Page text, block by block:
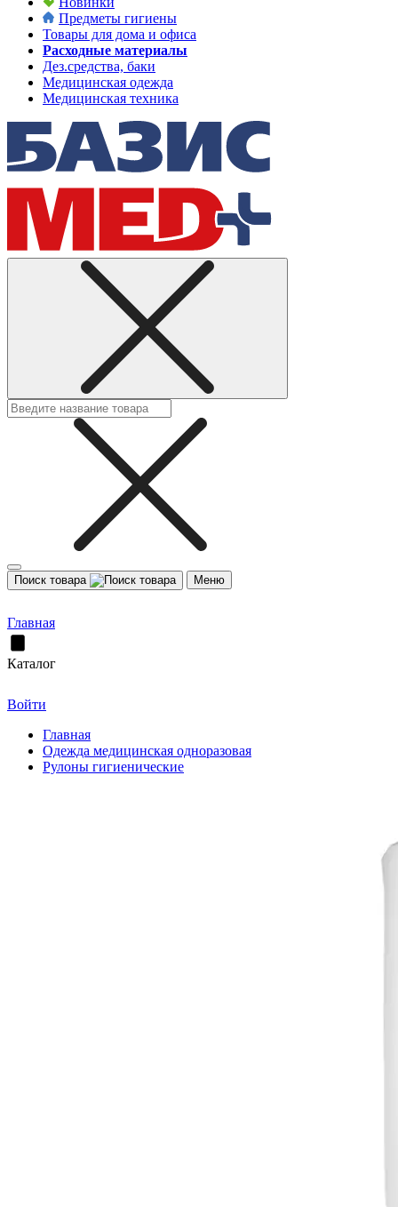
Предметы гигиены
Товары для дома и офиса
Расходные материалы
Дез.средства, баки
Медицинская одежда
Медицинская техника
Поиск товара Меню
Главная
Каталог
Войти
Главная
Одежда медицинская одноразовая
Рулоны гигиенические